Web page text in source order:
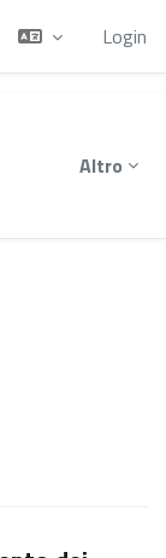
Login
Altro